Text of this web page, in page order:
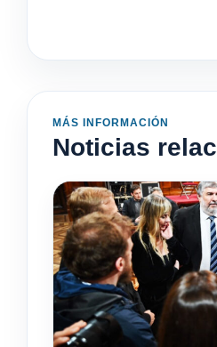
MÁS INFORMACIÓN
Noticias